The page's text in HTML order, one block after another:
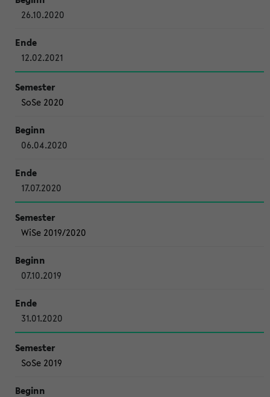
26.10.2020
12.02.2021
SoSe 2020
06.04.2020
17.07.2020
WiSe 2019/2020
07.10.2019
31.01.2020
SoSe 2019